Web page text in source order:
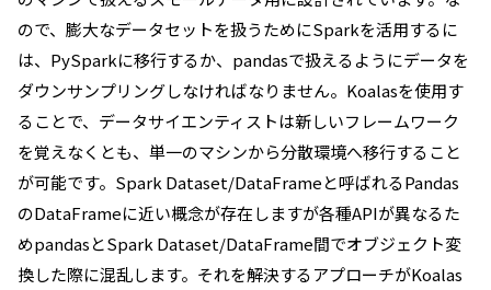
ので、膨大なデータセットを扱うためにSparkを活用するに
は、PySparkに移行するか、pandasで扱えるようにデータを
ダウンサンプリングしなければなりません。Koalasを使用す
ることで、データサイエンティストは新しいフレームワーク
を覚えなくとも、単一のマシンから分散環境へ移行すること
が可能です。Spark Dataset/DataFrameと呼ばれるPandas
のDataFrameに近い概念が存在しますが各種APIが異なるた
めpandasとSpark Dataset/DataFrame間でオブジェクト変
換した際に混乱します。それを解決するアプローチがKoalas